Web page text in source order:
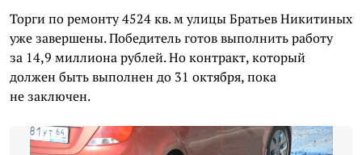
Торги по ремонту 4524 кв. м улицы Братьев Никитиных
уже завершены. Победитель готов выполнить работу
за 14,9 миллиона рублей. Но контракт, который
должен быть выполнен до 31 октября, пока
не заключен.